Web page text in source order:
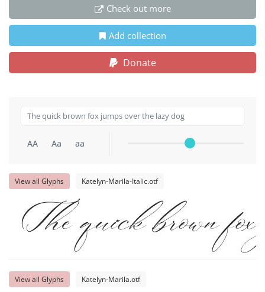
Check out more
Add collection
Donate
AA Aa aa
View all Glyphs Katelyn-Marila-Italic.otf
The quick brown
View all Glyphs Katelyn-Marila.otf